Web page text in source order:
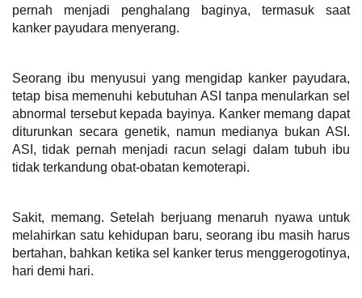
pernah menjadi penghalang baginya, termasuk saat
kanker payudara menyerang.
Seorang ibu menyusui yang mengidap kanker payudara,
tetap bisa memenuhi kebutuhan ASI tanpa menularkan sel
abnormal tersebut kepada bayinya. Kanker memang dapat
diturunkan secara genetik, namun medianya bukan ASI.
ASI, tidak pernah menjadi racun selagi dalam tubuh ibu
tidak terkandung obat-obatan kemoterapi.
Sakit, memang. Setelah berjuang menaruh nyawa untuk
melahirkan satu kehidupan baru, seorang ibu masih harus
bertahan, bahkan ketika sel kanker terus menggerogotinya,
hari demi hari.